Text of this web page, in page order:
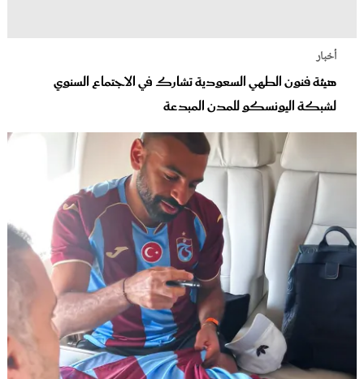
أخبار
هيئة فنون الطهي السعودية تشارك في الاجتماع السنوي
لشبكة اليونسكو للمدن المبدعة